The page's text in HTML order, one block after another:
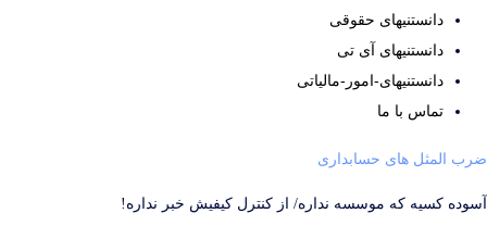
دانستنیهای حقوقی
دانستنیهای آی تی
دانستنیهای-امور-مالیاتی
تماس با ما
ضرب المثل های حسابداری
آسوده كسيه كه موسسه نداره/ از کنترل کیفیش خبر نداره!